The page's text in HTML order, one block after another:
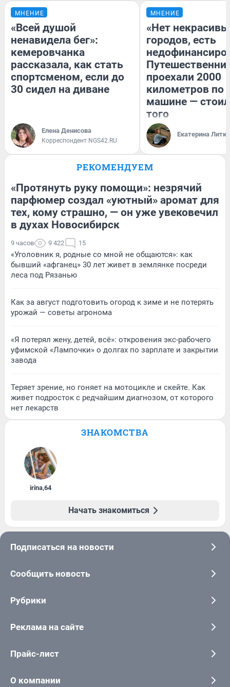
МНЕНИЕ
«Всей душой
ненавидела бег»:
кемеровчанка
рассказала, как стать
спортсменом, если до
30 сидел на диване
Елена Денисова
Корреспондент NGS42.RU
МНЕНИЕ
«Нет
городов, есть
проехали 2000
километров по
машине —
того
Екатерина
РЕКОМЕНДУЕМ
«Протянуть руку помощи»: незрячий
парфюмер создал «уютный» аромат для
тех, кому страшно, — он уже увековечил
в духах Новосибирск
9 часов 9 422 15
«Уголовник я, родные со мной не общаются»: как
бывший «афганец» 30 лет живет в землянке посреди
леса под Рязанью
Как за август подготовить огород к зиме и не потерять
урожай — советы агронома
«Я потерял жену, детей, всё»: откровения экс-рабочего
уфимской «Лампочки» о долгах по зарплате и закрытии
завода
Теряет зрение, но гоняет на мотоцикле и скейте. Как
живет подросток с редчайшим диагнозом, от которого
нет лекарств
ЗНАКОМСТВА
irina,64
Начать знакомиться
Подписаться на новости
Сообщить новость
Рубрики
Реклама на сайте
Прайс-лист
О компании